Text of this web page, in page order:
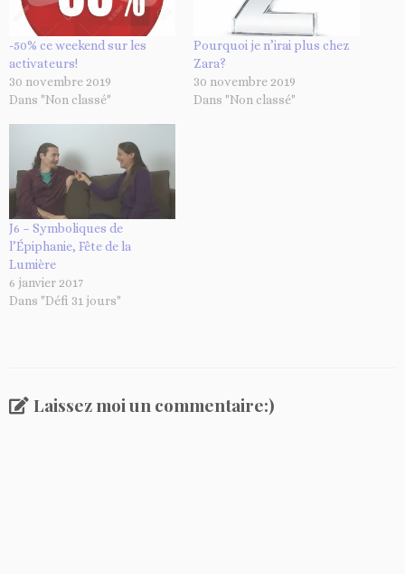
-50% ce weekend sur les
activateurs!
30 novembre 2019
Dans "Non classé"
Pourquoi je n’irai plus chez
Zara?
30 novembre 2019
Dans "Non classé"
J6 – Symboliques de
l’Épiphanie, Fête de la
Lumière
6 janvier 2017
Dans "Défi 31 jours"
Laissez moi un commentaire:)